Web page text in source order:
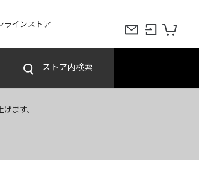
ラインストア
ストア内検索
ます。